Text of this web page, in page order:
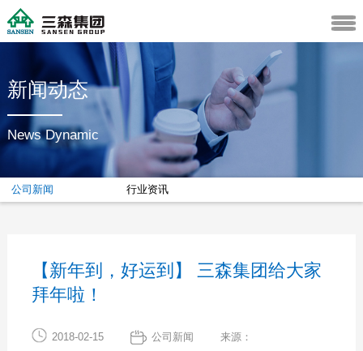
新闻动态
News Dynamic
公司新闻 行业资讯
【新年到，好运到】 三森集团给大家
拜年啦！
2018-02-15 公司新闻 来源：